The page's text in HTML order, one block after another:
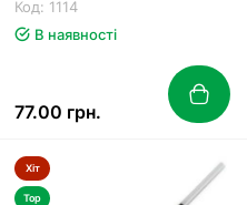
Код: 1114
В наявності
77.00 грн.
Хіт
Top